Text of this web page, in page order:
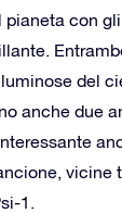
con
del
anche due
vicine
1.